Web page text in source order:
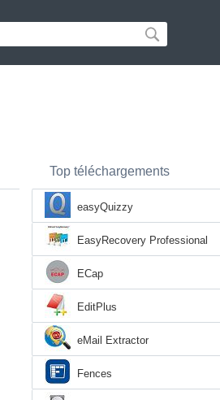
Top téléchargements
easyQuizzy
EasyRecovery Professional
ECap
EditPlus
eMail Extractor
Fences